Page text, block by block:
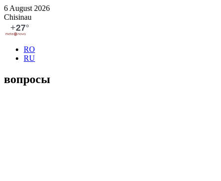
6 August 2026
Chisinau
RO
RU
вопросы